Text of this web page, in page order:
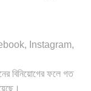
Instagram,
বিনিয়োগের ফলে গত